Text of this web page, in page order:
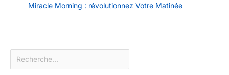
été testé pour sa
pendant des
pour Toutes Les
Miracle Morning : révolutionnez Votre Matinée